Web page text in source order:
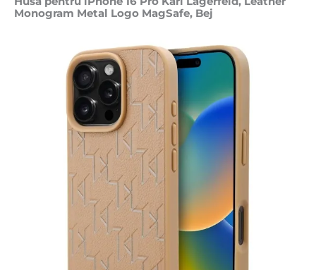
Monogram Metal Logo MagSafe, Bej